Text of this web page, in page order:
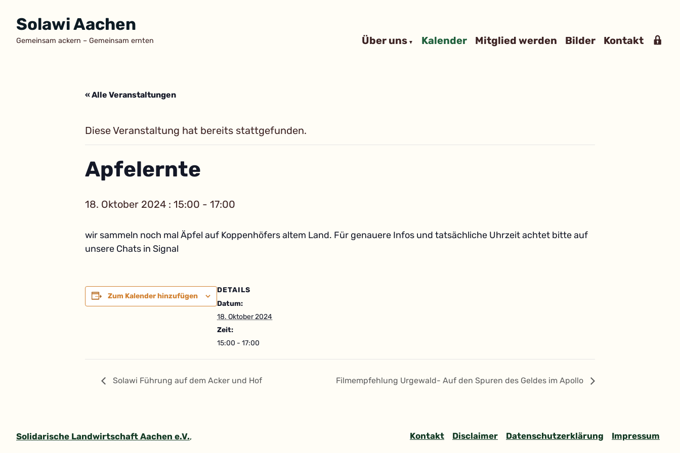
Inhalt
springen
Solawi Aachen
Gemeinsam ackern – Gemeinsam ernten Über uns Kalender Mitglied werden Bilder Kontakt
« Alle Veranstaltungen
Diese Veranstaltung hat bereits stattgefunden.
Apfelernte
18. Oktober 2024 : 15:00 - 17:00
wir sammeln noch mal Äpfel auf Koppenhöfers altem Land. Für genauere Infos und tatsächliche Uhrzeit achtet bitte auf
unsere Chats in Signal
Zum Kalender hinzufügen
DETAILS
Datum:
18. Oktober 2024
Zeit:
15:00 - 17:00
Solawi Führung auf dem Acker und Hof Filmempfehlung Urgewald- Auf den Spuren des Geldes im Apollo
Kontakt Disclaimer Datenschutzerklärung Impressum
Solidarische Landwirtschaft Aachen e.V.,